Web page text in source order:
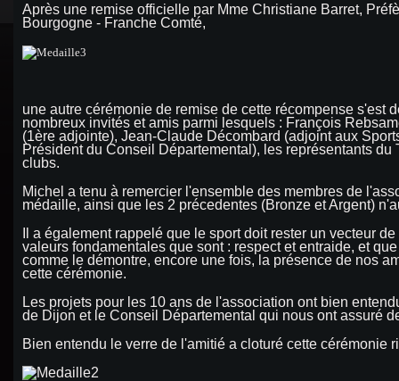
Après une remise officielle par Mme Christiane Barret,
Bourgogne - Franche Comté,
une autre cérémonie de remise de cette récompense s'est
nombreux invités et amis parmi lesquels : François
(1ère adjointe), Jean-Claude Décombard (adjoint aux
Président du Conseil Départemental), les représentants
clubs.
Michel a tenu à remercier l'ensemble des membres de
médaille, ainsi que les 2 précedentes (Bronze et Argent)
Il a également rappelé que le sport doit rester un vecteur
valeurs fondamentales que sont : respect et entraide, et
comme le démontre, encore une fois, la présence de nos
cette cérémonie.
Les projets pour les 10 ans de l'association ont bien
de Dijon et le Conseil Départemental qui nous ont assuré
Bien entendu le verre de l'amitié a cloturé cette cérémonie